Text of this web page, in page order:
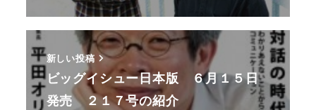
新しい投稿
ビッグイシュー日本版 ６月１５日
発売 ２１７号の紹介